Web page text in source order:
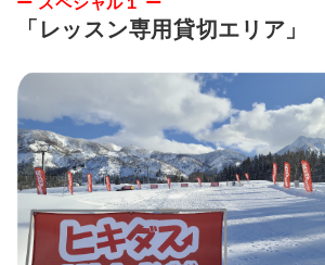
「レッスン専用貸切エリア」